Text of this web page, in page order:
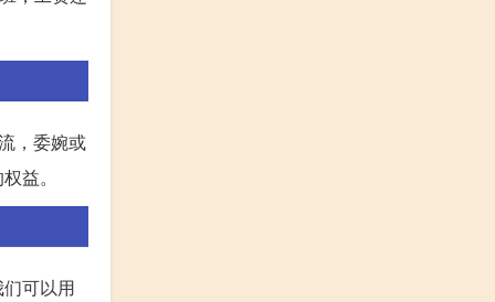
，委婉或
益。
可以用